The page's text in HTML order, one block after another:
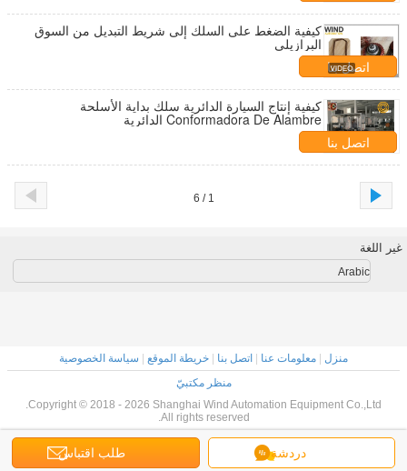
كيفية الضغط على السلك إلى شريط التبديل من السوق
البرازيلي
اتصل بنا
كيفية إنتاج السيارة الدائرية سلك بداية الأسلحة
Conformadora De Alambre الدائرية
اتصل بنا
1 / 6
دردشة طلب اقتباس
غير اللغة
Arabic
منزل معلومات عنا اتصل بنا خريطة الموقع
سياسة الخصوصية
منظر مكتبيّ
Copyright © 2018 - 2026 Shanghai Wind Automation Equipment Co.,Ltd.
All rights reserved.